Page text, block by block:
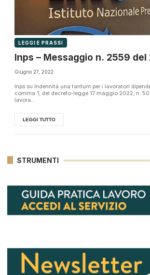
LEGGI E PRASSI
Inps – Messaggio n. 2559 del
Giugno 27, 2022
Inps su Indennità una tantum per i lavoratori
comma 1, del decreto-legge 17 maggio 2022, n.
lavora...
LEGGI TUTTO
STRUMENTI